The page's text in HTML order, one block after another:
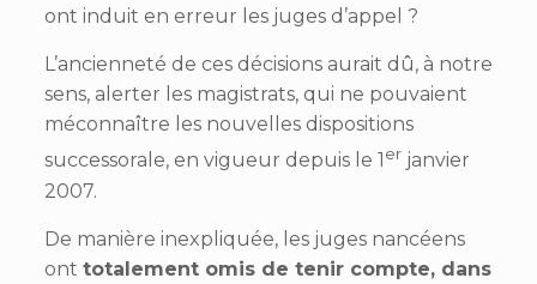
ont induit en erreur les juges d’appel ?
L’ancienneté de ces décisions aurait dû, à notre
sens, alerter les magistrats, qui ne pouvaient
méconnaître les nouvelles dispositions
successorale, en vigueur depuis le 1 er janvier
2007.
De manière inexpliquée, les juges nancéens
ont totalement omis de tenir compte, dans